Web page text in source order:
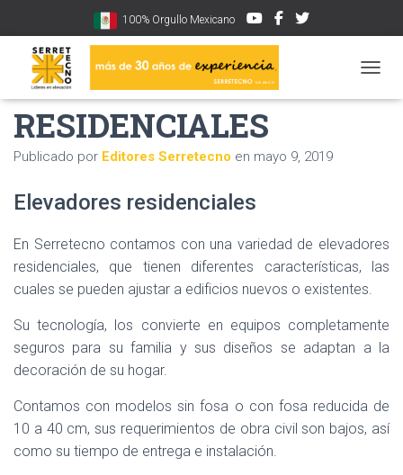
100% Orgullo Mexicano
ELEVADORES
RESIDENCIALES
Publicado por Editores Serretecno en mayo 9, 2019
Elevadores residenciales
En Serretecno contamos con una variedad de elevadores
residenciales, que tienen diferentes características, las
cuales se pueden ajustar a edificios nuevos o existentes.
Su tecnología, los convierte en equipos completamente
seguros para su familia y sus diseños se adaptan a la
decoración de su hogar.
Contamos con modelos sin fosa o con fosa reducida de
10 a 40 cm, sus requerimientos de obra civil son bajos, así
como su tiempo de entrega e instalación.